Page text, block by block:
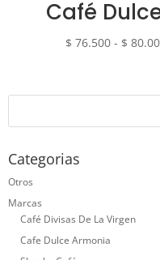
Café
$ 76.500 - $
Categorias
Otros
Marcas
Café Divisas De La Virgen
Cafe Dulce Armonia